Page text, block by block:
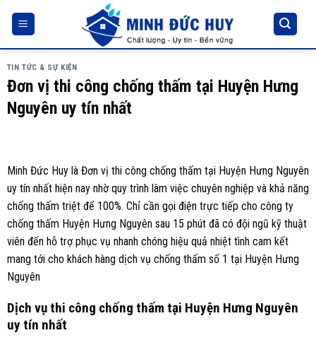
TIN TỨC & SỰ KIỆN
Đơn vị thi công chống thấm tại Huyện Hưng
Nguyên uy tín nhất
Minh Đức Huy là Đơn vị thi công chống thấm tại Huyện Hưng Nguyên
uy tín nhất hiện nay nhờ quy trình làm việc chuyên nghiệp và khả năng
chống thấm triệt để 100%. Chỉ cần gọi điện trực tiếp cho công ty
chống thấm Huyện Hưng Nguyên sau 15 phút đã có đội ngũ kỹ thuật
viên đến hỗ trợ phục vụ nhanh chóng hiệu quả nhiệt tình cam kết
mang tới cho khách hàng dịch vụ chống thấm số 1 tại Huyện Hưng
Nguyên
Dịch vụ thi công chống thấm tại Huyện Hưng Nguyên
uy tín nhất